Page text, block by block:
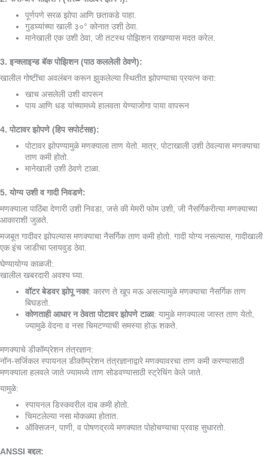
पूर्णपणे सरळ झोपा आणि छताकडे पाहा.
गुडघ्यांच्या खाली ३०° कोनात उशी ठेवा.
मानेखाली एक उशी ठेवा, जी तटस्थ पोझिशन राखण्यास मदत करेल.
3. इन्क्लाइन्ड बॅक पोझिशन (पाठ कललेली ठेवणे):
खालील गोष्टींचा अवलंबन करून झुकलेल्या स्थितीत झोपण्याचा प्रयत्न करा:
खाच असलेली उशी वापरून
पाय आणि धड यांच्यामध्ये हालवता येण्याजोगा पाया वापरून
4. पोटावर झोपणे (हिप सपोर्टसह):
पोटावर झोपण्यामुळे मणक्याला ताण येतो. मात्र, पोटाखाली उशी ठेवल्यास मणक्याचा
ताण कमी होतो.
मानेखाली उशी ठेवणे टाळा.
5. योग्य उशी व गादी निवडणे:
मणक्याला पाठिंबा देणारी उशी निवडा, जसे की मेमरी फोम उशी, जी नैसर्गिकरीत्या मणक्याच्या
आकाराशी जुळते.
मजबूत गादीवर झोपल्यास मणक्याचा नैसर्गिक ताण कमी होतो. गादी योग्य नसल्यास, गादीखाली
एक इंच जाडीचा प्लायवुड ठेवा.
घेण्यायोग्य काळजी:
खालील खबरदारी अवश्य घ्या.
वॉटर बेडवर झोपू नका: कारण ते खूप मऊ असल्यामुळे मणक्याचा नैसर्गिक ताण
बिघडतो.
कोणताही आधार न ठेवता पोटावर झोपणे टाळा: यामुळे मणक्याला जास्त ताण येतो,
ज्यामुळे वेदना व नसा चिमटण्याची समस्या होऊ शकते.
मणक्याचे डीकॉम्प्रेशन तंत्रज्ञान:
नॉन-सर्जिकल स्पायनल डीकॉम्प्रेशन तंत्रज्ञानाद्वारे मणक्यावरचा ताण कमी करण्यासाठी
मणक्याला हलवले जाते ज्यामध्ये ताण सोडवण्यासाठी स्ट्रेचिंग केले जाते.
यामुळे:
स्पायनल डिस्कवरील दाब कमी होतो.
चिमटलेल्या नसा मोकळ्या होतात.
ऑक्सिजन, पाणी, व पोषणद्रव्ये मणक्यात पोहोचण्याचा प्रवाह सुधारतो.
ANSSI बद्दल: